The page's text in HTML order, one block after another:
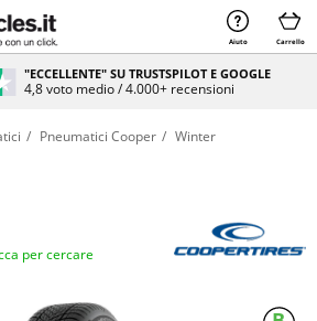
Aiuto Carrello
"ECCELLENTE" SU TRUSTSPILOT E GOOGLE
4,8 voto medio / 4.000+ recensioni
Pneumatici Cooper
Winter
per cercare